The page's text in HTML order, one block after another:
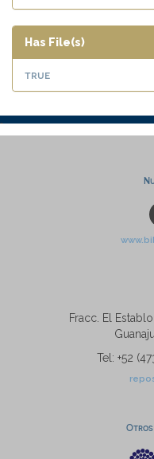
Has File(s)
true
Fracc. El
Tel: +52
Otros